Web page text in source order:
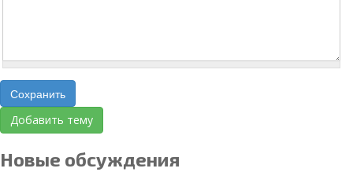
Сохранить
Добавить тему
Новые обсуждения